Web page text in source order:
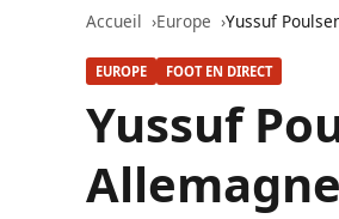
Accueil Europe Yussuf
EUROPE FOOT EN DIRECT
Yussuf